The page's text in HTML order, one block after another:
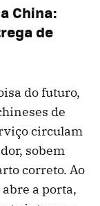
China:
de
do futuro,
de
circulam
sobem
correto. Ao
a porta,